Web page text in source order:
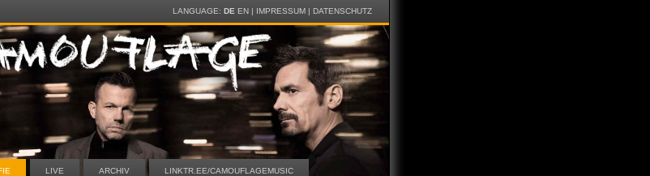
LANGUAGE: DE EN| IMPRESSUM| DATENSCHUTZ
LIVE ARCHIV LINKTR.EE/CAMOUFLAGEMUSIC